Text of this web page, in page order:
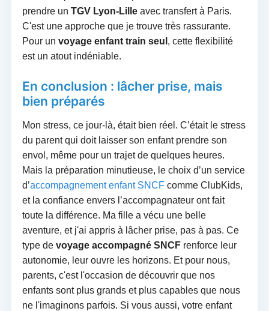
prendre un TGV Lyon-Lilleavec transfert à Paris.
C'est une approche que je trouve très rassurante.
Pour un voyage enfant train seul , cette flexibilité
est un atout indéniable.
En conclusion : lâcher prise, mais
bien préparés
Mon stress, ce jour-là, était bien réel. C’était le stress
du parent qui doit laisser son enfant prendre son
envol, même pour un trajet de quelques heures.
Mais la préparation minutieuse, le choix d’un service
d’accompagnement enfant SNCFcomme ClubKids,
et la confiance envers l’accompagnateur ont fait
toute la différence. Ma fille a vécu une belle
aventure, et j'ai appris à lâcher prise, pas à pas. Ce
type de voyage accompagné SNCFrenforce leur
autonomie, leur ouvre les horizons. Et pour nous,
parents, c'est l'occasion de découvrir que nos
enfants sont plus grands et plus capables que nous
ne l'imaginons parfois. Si vous aussi, votre enfant